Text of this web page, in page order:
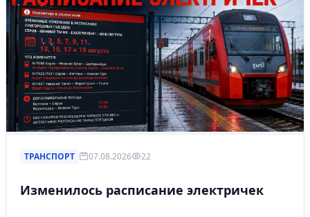
ТРАНСПОРТ 07.08.2026 22
Изменилось расписание электричек